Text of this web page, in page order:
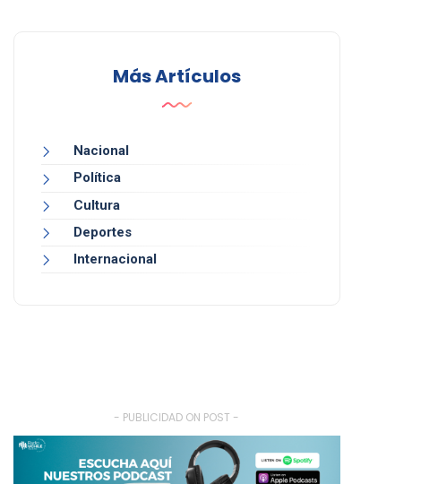
Más Artículos
Nacional
Política
Cultura
Deportes
Internacional
- PUBLICIDAD ON POST -